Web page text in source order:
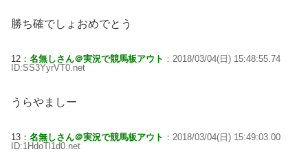
勝ち確でしょおめでとう
12： 名無しさん＠実況で競馬板アウト ：2018/03/04(日) 15:48:55.74
ID:SS3YyrVT0.net
うらやましー
13： 名無しさん＠実況で競馬板アウト ：2018/03/04(日) 15:49:03.00
ID:1HdoTl1d0.net